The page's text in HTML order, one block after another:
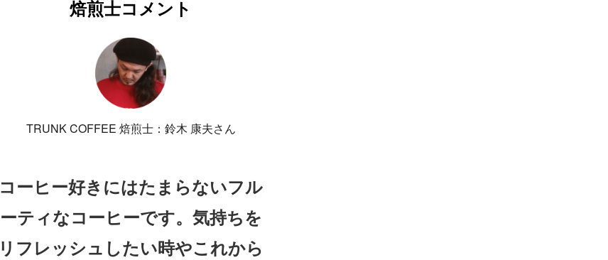
焙煎士コメント
TRUNK COFFEE 焙煎士：鈴木 康夫さん
コーヒー好きにはたまらないフル
ーティなコーヒーです。気持ちを
リフレッシュしたい時やこれから